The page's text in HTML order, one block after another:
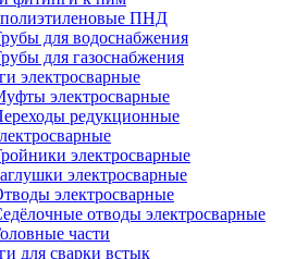
ПНД
для водоснабжения
для газоснабжения
электросварные
электросварные
редукционные
электросварные
электросварные
электросварные
отводы электросварные
части
для сварки встык